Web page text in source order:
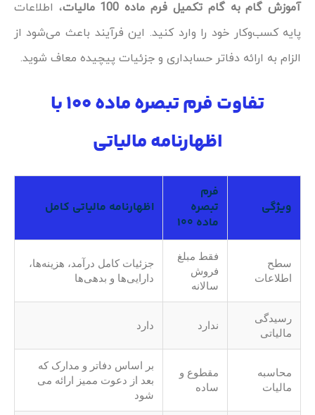
آموزش گام به گام تکمیل فرم ماده 100 مالیات
، اطلاعات
پایه کسب‌وکار خود را وارد کنید. این فرآیند باعث می‌شود از
الزام به ارائه دفاتر حسابداری و جزئیات پیچیده معاف شوید.
تفاوت فرم تبصره ماده ۱۰۰ با
اظهارنامه مالیاتی
ویژگی
فرم
تبصره
ماده ۱۰۰
اظهارنامه مالیاتی کامل
سطح
اطلاعات
فقط مبلغ
فروش
سالانه
جزئیات کامل درآمد، هزینه‌ها،
دارایی‌ها و بدهی‌ها
رسیدگی
مالیاتی
ندارد دارد
محاسبه
مالیات
مقطوع و
ساده
بر اساس دفاتر و مدارک که
بعد از دعوت ممیز ارائه می
شود